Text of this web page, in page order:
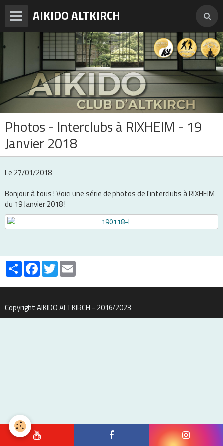
AIKIDO ALTKIRCH
Accueil
Enseignements
Photos
Vidéos
Adresses et horaires
Agenda
Photos - Interclubs à RIXHEIM - 19
Janvier 2018
Le 27/01/2018
Bonjour à tous ! Voici une série de photos de l'interclubs à RIXHEIM
du 19 Janvier 2018 !
PartagerFacebook
Twitter
Copyright AIKIDO ALTKIRCH - 2016/2023